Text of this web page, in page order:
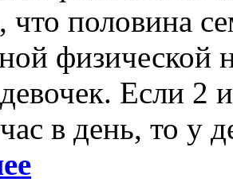
что половина
физической
девочек. Если 2
в день, то у